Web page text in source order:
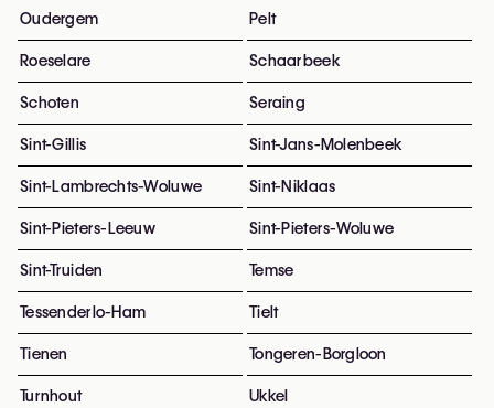
Oudergem Pelt
Roeselare Schaarbeek
Schoten Seraing
Sint-Gillis Sint-Jans-Molenbeek
Sint-Lambrechts-Woluwe Sint-Niklaas
Sint-Pieters-Leeuw Sint-Pieters-Woluwe
Sint-Truiden Temse
Tessenderlo-Ham Tielt
Tienen Tongeren-Borgloon
Turnhout Ukkel